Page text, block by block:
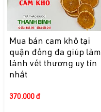
Mua bán cam khô tại
quận đống đa giúp làm
lành vết thương uy tín
nhất
370.000 đ